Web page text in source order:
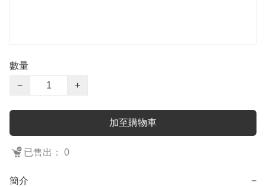
數量
−
+
加至購物車
已售出： 0
簡介 −